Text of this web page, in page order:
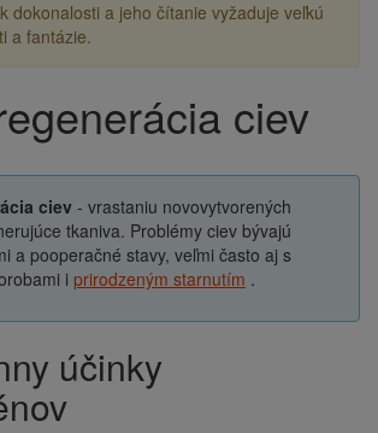
dokonalosti a jeho čítanie vyžaduje veľkú
a fantázie.
ciev
ciev - vrastaniu novovytvorených
tkaniva. Problémy ciev bývajú
a pooperačné stavy, veľmi často aj s
i prirodzeným starnutím .